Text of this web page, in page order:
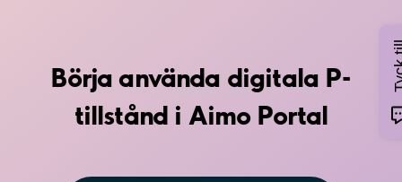
Börja använda digitala P-
tillstånd i Aimo Portal